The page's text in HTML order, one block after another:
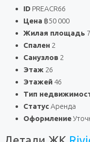
ID PREACR66
Цена ฿50 000
Жилая площадь
Спален 2
Санузлов 2
Этаж 26
Этажей 46
Тип
СтатусАренда
Оформление